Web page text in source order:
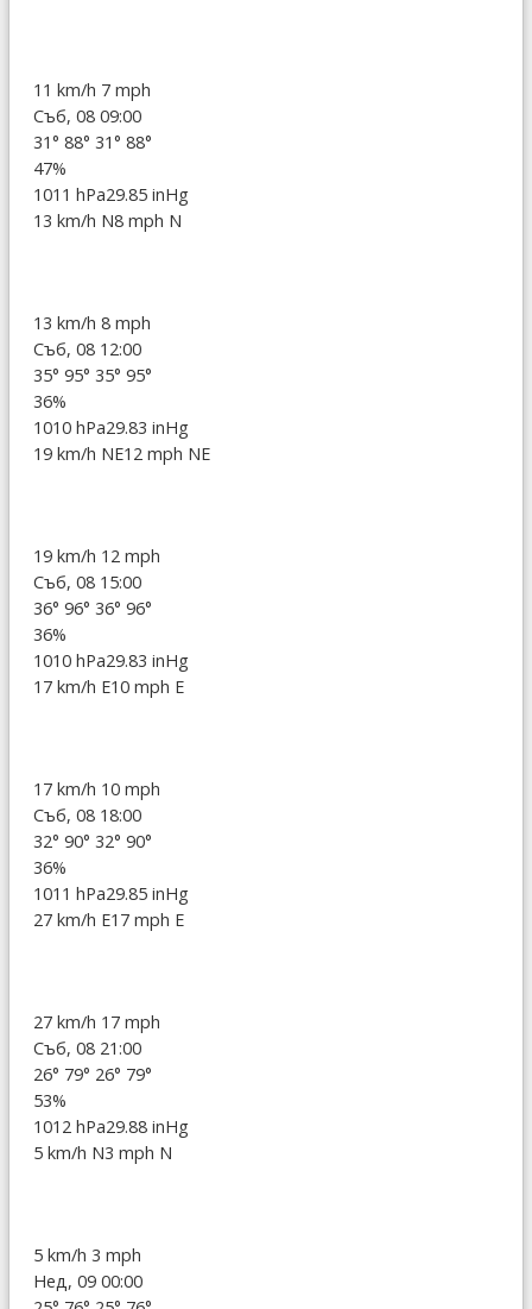
11 km/h 7 mph
Съб, 08 09:00
31° 88° 31° 88°
47%
1011 hPa29.85 inHg
13 km/h N8 mph N
13 km/h 8 mph
Съб, 08 12:00
35° 95° 35° 95°
36%
1010 hPa29.83 inHg
19 km/h NE12 mph NE
19 km/h 12 mph
Съб, 08 15:00
36° 96° 36° 96°
36%
1010 hPa29.83 inHg
17 km/h E10 mph E
17 km/h 10 mph
Съб, 08 18:00
32° 90° 32° 90°
36%
1011 hPa29.85 inHg
27 km/h E17 mph E
27 km/h 17 mph
Съб, 08 21:00
26° 79° 26° 79°
53%
1012 hPa29.88 inHg
5 km/h N3 mph N
5 km/h 3 mph
Нед, 09 00:00